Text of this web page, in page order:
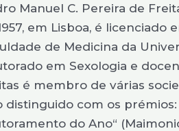
Manuel C. Pereira de
em Lisboa, é licenciado
de Medicina da
em Sexologia e
é membro de várias
distinguido com os
do Ano“